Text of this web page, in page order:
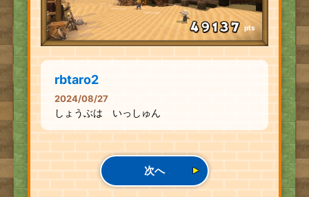
pts
rbtaro2
2024/08/27
しょうぶは いっしゅん
次へ